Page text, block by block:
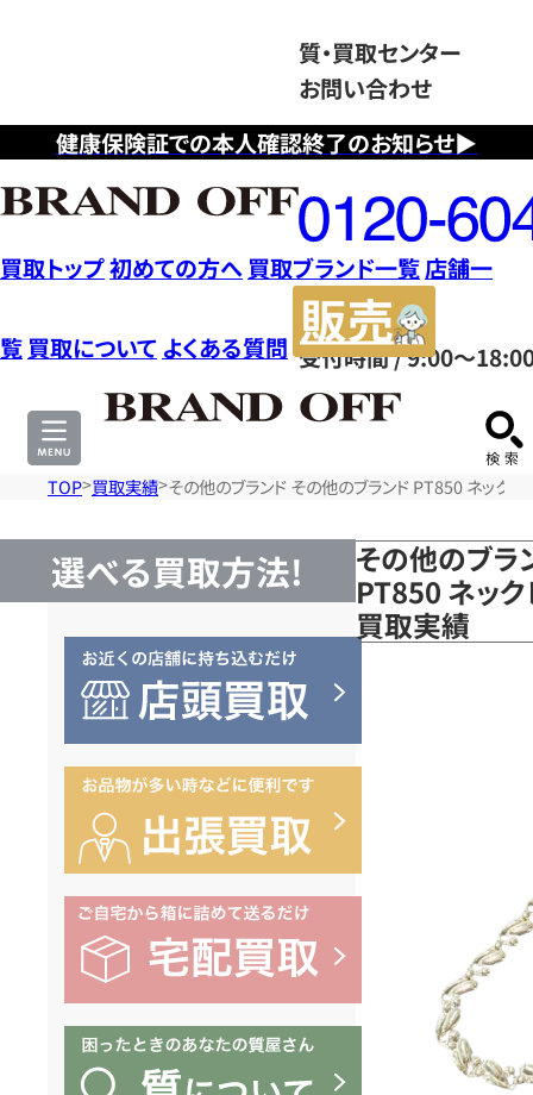
健康保険証での本人確認終了のお知らせ▶
質・買取センター
お問い合わせ
フ
リ
ー
ダ
イ
ヤ
ル
0120604117
受付時間 / 9:00～
買取トップ初めての方へ 買取ブランド一覧店舗一
覧 買取について よくある質問
サ
TOP 買取実績 その他のブランド その他のブランド PT850 ネック
選べる買取方法!
その他のブラ
PT850 ネッ
買取実績